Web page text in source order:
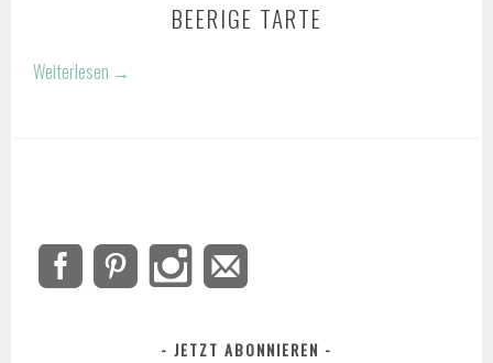
BEERIGE TARTE
Weiterlesen →
JETZT ABONNIEREN